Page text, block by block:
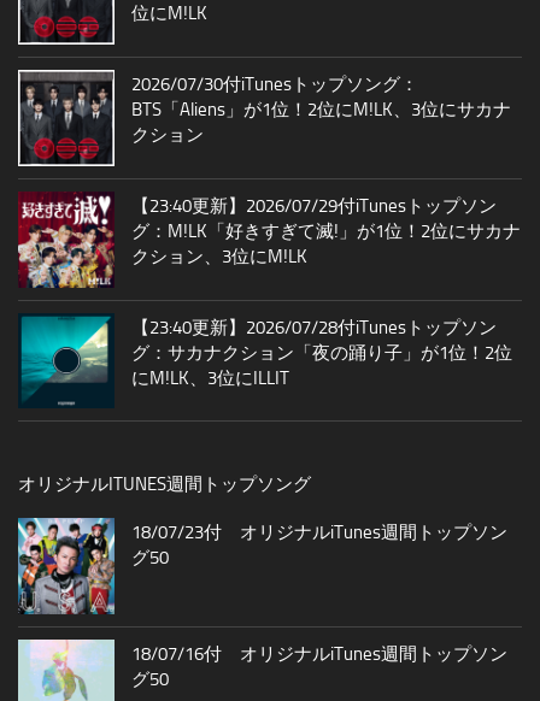
位にM!LK
2026/07/30付iTunesトップソング：
BTS「Aliens」が1位！2位にM!LK、3位にサカナ
クション
【23:40更新】2026/07/29付iTunesトップソン
グ：M!LK「好きすぎて滅!」が1位！2位にサカナ
クション、3位にM!LK
【23:40更新】2026/07/28付iTunesトップソン
グ：サカナクション「夜の踊り子」が1位！2位
にM!LK、3位にILLIT
オリジナルITUNES週間トップソング
18/07/23付 オリジナルiTunes週間トップソン
グ50
18/07/16付 オリジナルiTunes週間トップソン
グ50